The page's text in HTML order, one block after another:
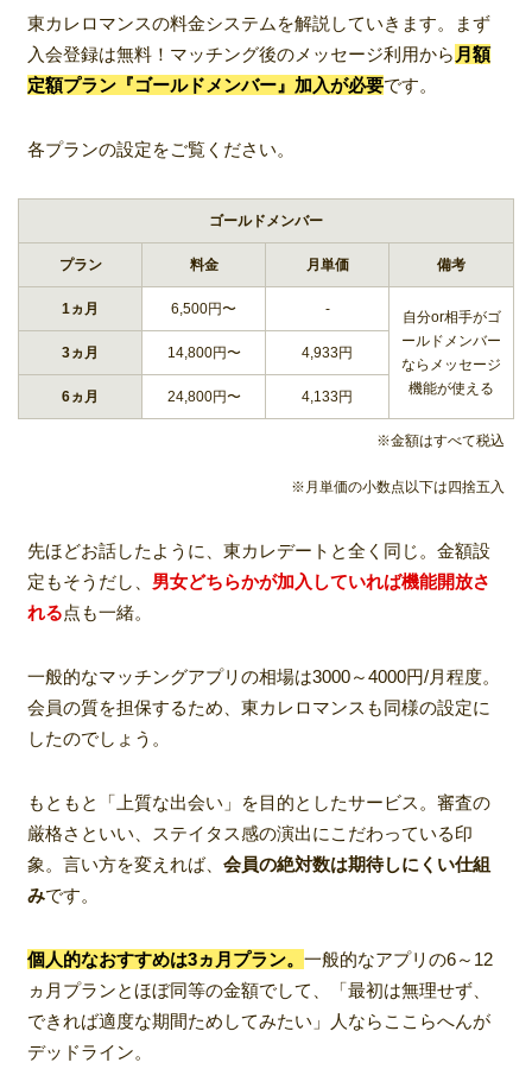
東カレロマンスの料金システムを解説していきます。まず
入会登録は無料！マッチング後のメッセージ利用から 月額
定額プラン『ゴールドメンバー』加入が必要です。
各プランの設定をご覧ください。
ゴールドメンバー
プラン 料金 月単価 備考
1ヵ月 6,500円〜 -
自分or相手がゴ
ールドメンバー
ならメッセージ
機能が使える
3ヵ月 14,800円〜 4,933円
6ヵ月 24,800円〜 4,133円
※金額はすべて税込
※月単価の小数点以下は四捨五入
先ほどお話したように、東カレデートと全く同じ。金額設
定もそうだし、 男女どちらかが加入していれば機能開放さ
れる点も一緒。
一般的なマッチングアプリの相場は3000～4000円/月程度。
会員の質を担保するため、東カレロマンスも同様の設定に
したのでしょう。
もともと「上質な出会い」を目的としたサービス。審査の
厳格さといい、ステイタス感の演出にこだわっている印
象。言い方を変えれば、 会員の絶対数は期待しにくい仕組
みです。
個人的なおすすめは3ヵ月プラン。 一般的なアプリの6～12
ヵ月プランとほぼ同等の金額でして、「最初は無理せず、
できれば適度な期間ためしてみたい」人ならここらへんが
デッドライン。